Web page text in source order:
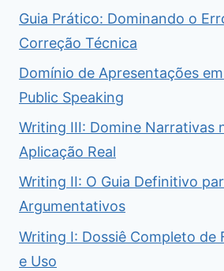
Guia Prático: Dominando o
Correção Técnica
Domínio de Apresentações
Public Speaking
Writing III: Domine Narrativas
Aplicação Real
Writing II: O Guia Definitivo
Argumentativos
Writing I: Dossiê Completo de
e Uso